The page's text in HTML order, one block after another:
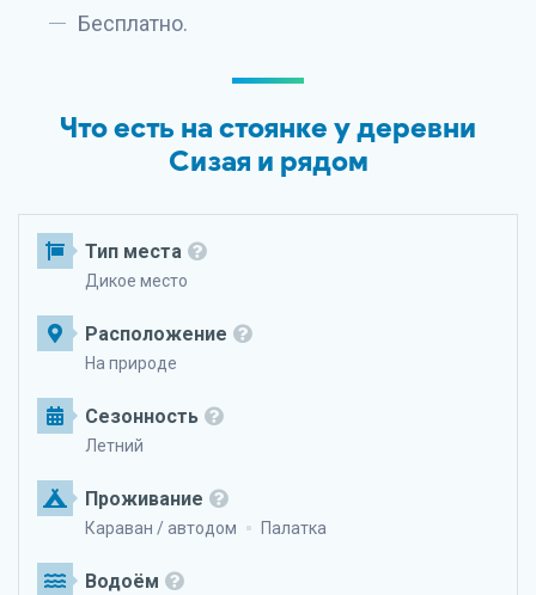
Бесплатно.
Что есть на стоянке у деревни
Сизая и рядом
Тип места
Дикое место
Расположение
На природе
Сезонность
Летний
Проживание
Караван / автодом Палатка
Водоём